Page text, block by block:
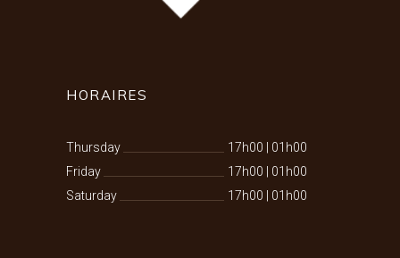
HORAIRES
Thursday 17h00
01h00
Friday
17h00
01h00
Saturday
17h00 01h00